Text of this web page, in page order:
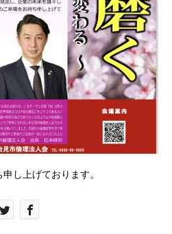
し上げております。